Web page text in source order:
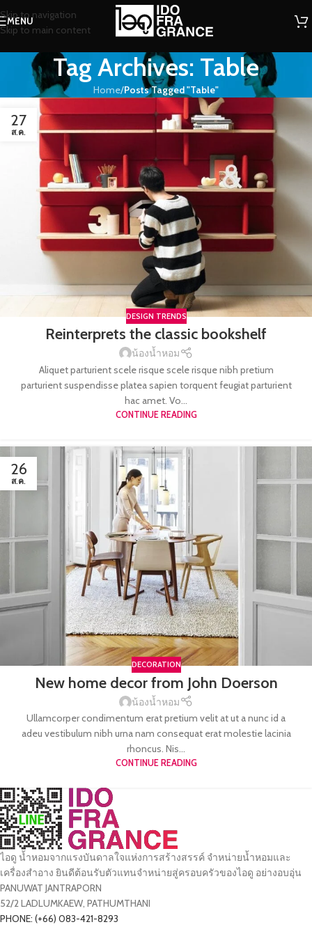
Skip to navigation
Skip to main content
MENU
Tag Archives: Table
Home/Posts Tagged "Table"
27
ส.ค.
DESIGN TRENDS
Reinterprets the classic bookshelf
น้องน้ำหอม
Aliquet parturient scele risque scele risque nibh pretium
parturient suspendisse platea sapien torquent feugiat parturient
hac amet. Vo...
CONTINUE READING
26
ส.ค.
DECORATION
New home decor from John Doerson
น้องน้ำหอม
Ullamcorper condimentum erat pretium velit at ut a nunc id a
adeu vestibulum nibh urna nam consequat erat molestie lacinia
rhoncus. Nis...
CONTINUE READING
ไอดู น้ำหอมจากแรงบันดาลใจแห่งการสร้างสรรค์ จำหน่ายน้ำหอมและ
เครื่องสำอาง ยินดีต้อนรับตัวแทนจำหน่ายสู่ครอบครัวของไอดู อย่างอบอุ่น
PANUWAT JANTRAPORN
52/2 LADLUMKAEW, PATHUMTHANI
PHONE: (+66) 083-421-8293